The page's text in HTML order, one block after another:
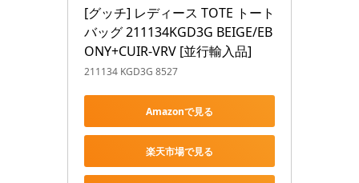
[グッチ] レディース TOTE トート
バッグ 211134KGD3G BEIGE/EB
ONY+CUIR-VRV [並行輸入品]
211134 KGD3G 8527
Amazonで見る
楽天市場で見る